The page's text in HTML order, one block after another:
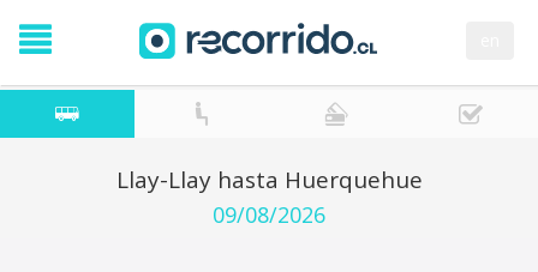
Llay-Llay hasta Huerquehue
09/08/2026